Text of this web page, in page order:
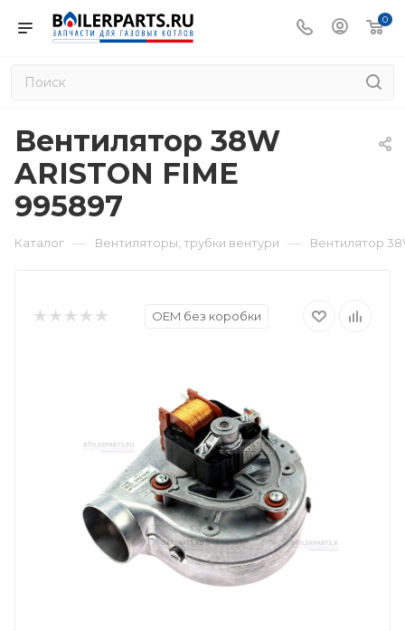
0
Вентилятор 38W
ARISTON FIME
995897
Каталог — Вентиляторы, трубки вентури — Вентилятор
OEM без коробки